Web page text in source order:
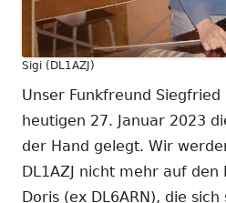
Sigi (DL1AZJ)
Unser Funkfreund
heutigen 27. Januar 2023
der Hand gelegt. Wir
DL1AZJ nicht mehr auf
Doris (ex DL6ARN), die